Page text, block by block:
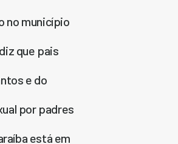
no município
que pais
e do
por padres
está em